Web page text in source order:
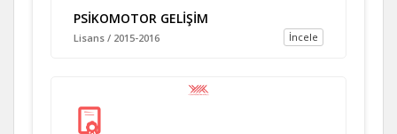
PSİKOMOTOR GELİŞİM
İncele
Lisans / 2015-2016